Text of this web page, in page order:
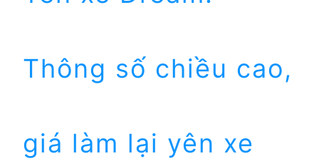
Thông số chiều cao,
giá làm lại yên xe